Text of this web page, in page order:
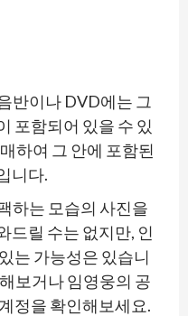
반이나 DVD에는 그
포함되어 있을 수 있
하여 그 안에 포함된
니다.
하는 모습의 사진을
드릴 수는 없지만, 인
는 가능성은 있습니
보거나 임영웅의 공
정을 확인해보세요.